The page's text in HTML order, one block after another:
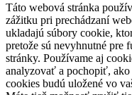
Táto webová stránka
zážitku pri prechádzaní
ukladajú súbory cookie,
pretože sú nevyhnutné pre
stránky. Používame aj
analyzovať a pochopiť,
cookies budú uložené vo